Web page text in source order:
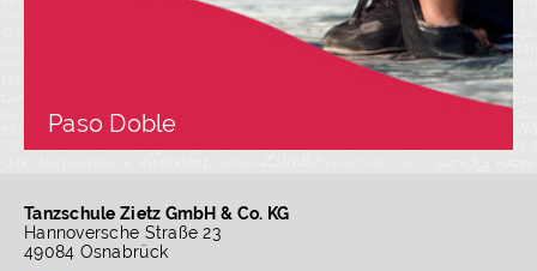
Paso Doble
Tanzschule Zietz GmbH & Co. KG
Hannoversche Straße 23
49084 Osnabrück